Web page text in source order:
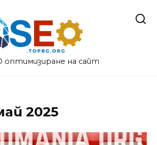
оптимизиране на сайт
2025